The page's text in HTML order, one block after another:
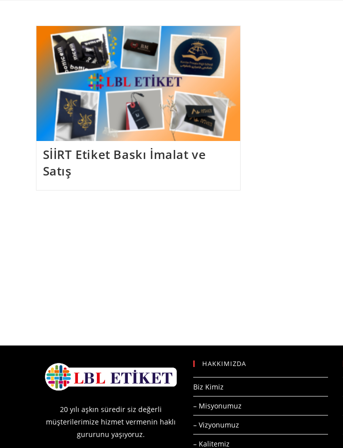
SİİRT Etiket Baskı İmalat ve
Satış
20 yılı aşkın süredir siz değerli
müşterilerimize hizmet vermenin haklı
gururunu yaşıyoruz.
HAKKIMIZDA
Biz Kimiz
– Misyonumuz
– Vizyonumuz
– Kalitemiz